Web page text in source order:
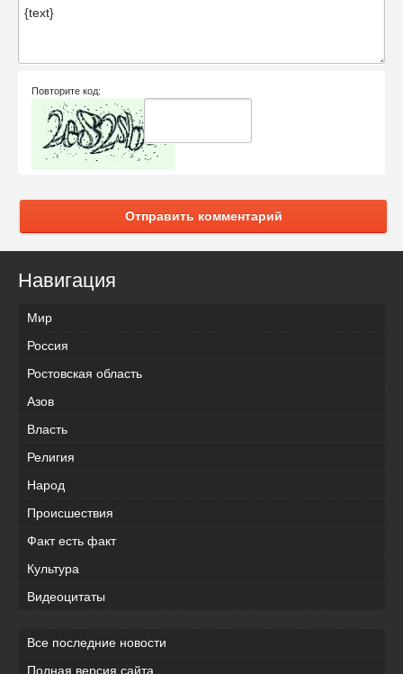
Повторите код:
Отправить комментарий
Навигация
Мир
Россия
Ростовская область
Азов
Власть
Религия
Народ
Происшествия
Факт есть факт
Культура
Видеоцитаты
Все последние новости
Полная версия сайта